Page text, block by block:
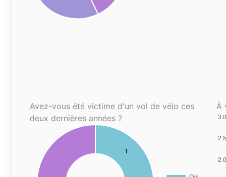
Avez-vous été victime d'un vol de vélo ces
deux dernières années ?
À